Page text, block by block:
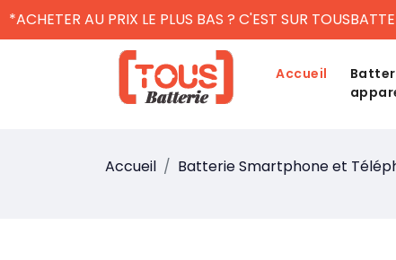
*ACHETER AU PRIX LE PLUS BAS ? C'EST SUR
Accueil
Accueil Batterie Smartphone et